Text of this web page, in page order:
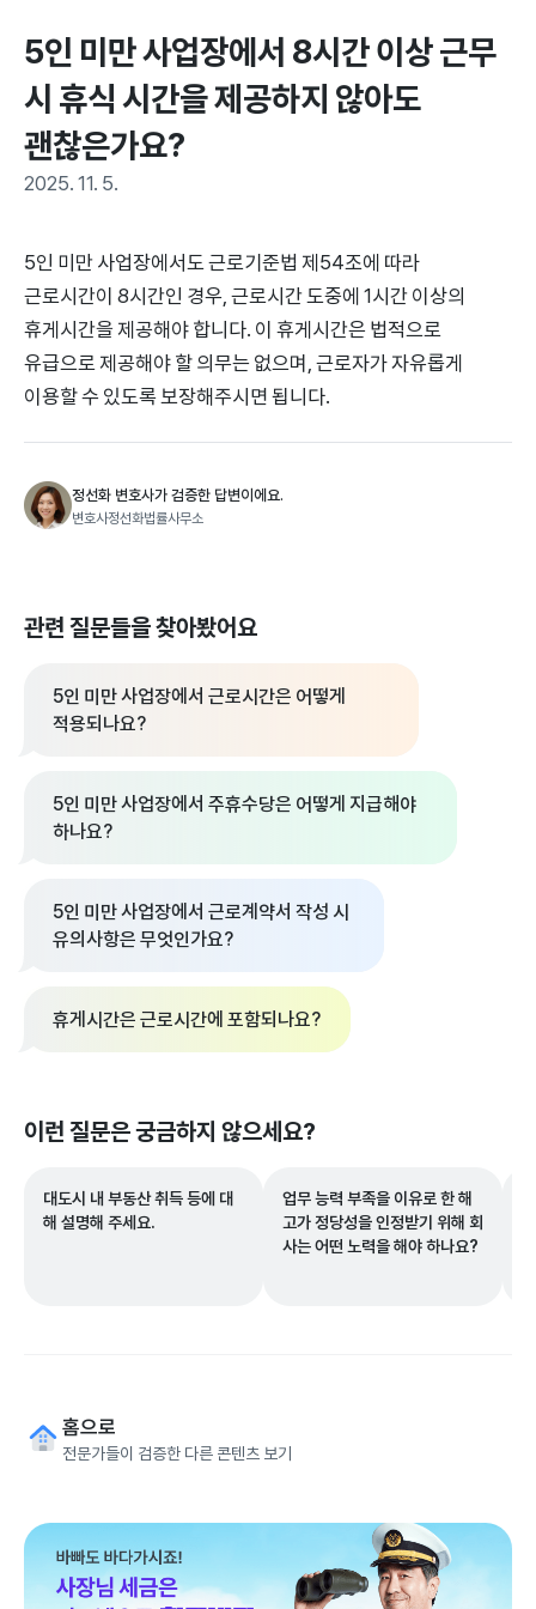
5인 미만 사업장에서 8시간 이상 근무
시 휴식 시간을 제공하지 않아도
괜찮은가요?
2025. 11. 5.
5인 미만 사업장에서도 근로기준법 제54조에 따라
근로시간이 8시간인 경우, 근로시간 도중에 1시간 이상의
휴게시간을 제공해야 합니다. 이 휴게시간은 법적으로
유급으로 제공해야 할 의무는 없으며, 근로자가 자유롭게
이용할 수 있도록 보장해주시면 됩니다.
정선화 변호사가 검증한 답변이에요.
변호사정선화법률사무소
관련 질문들을 찾아봤어요
5인 미만 사업장에서 근로시간은 어떻게
적용되나요?
5인 미만 사업장에서 주휴수당은 어떻게 지급해야
하나요?
5인 미만 사업장에서 근로계약서 작성 시
유의사항은 무엇인가요?
휴게시간은 근로시간에 포함되나요?
이런 질문은 궁금하지 않으세요?
대도시 내 부동산 취득 등에 대
해 설명해 주세요.
업무 능력 부족을 이유로 한 해
고가 정당성을 인정받기 위해 회
사는 어떤 노력을 해야 하나요?
홈으로
전문가들이 검증한 다른 콘텐츠 보기